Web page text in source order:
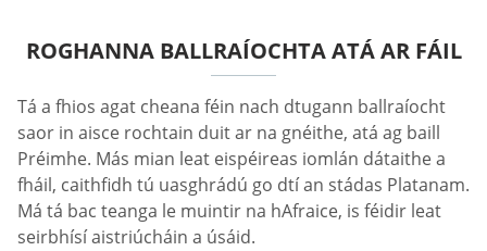
ROGHANNA BALLRAÍOCHTA ATÁ AR FÁIL
Tá a fhios agat cheana féin nach dtugann ballraíocht
saor in aisce rochtain duit ar na gnéithe, atá ag baill
Préimhe. Más mian leat eispéireas iomlán dátaithe a
fháil, caithfidh tú uasghrádú go dtí an stádas Platanam.
Má tá bac teanga le muintir na hAfraice, is féidir leat
seirbhísí aistriúcháin a úsáid.